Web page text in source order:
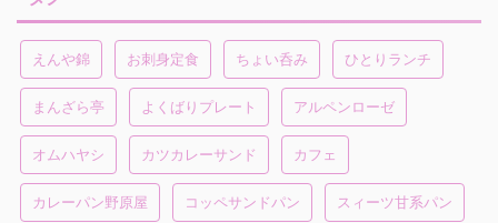
えんや錦 お刺身定食 ちょい呑み ひとりランチ
まんざら亭 よくばりプレート アルペンローゼ
オムハヤシ カツカレーサンド カフェ
カレーパン野原屋 コッペサンドパン スィーツ甘系パン